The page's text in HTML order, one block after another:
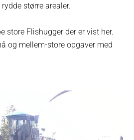
større arealer.
store Flishugger der er vist her.
og mellem-store opgaver med